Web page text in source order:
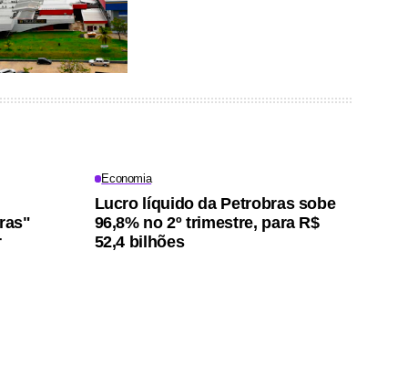
Economia
Lucro líquido da Petrobras sobe
96,8% no 2º trimestre, para R$
52,4 bilhões